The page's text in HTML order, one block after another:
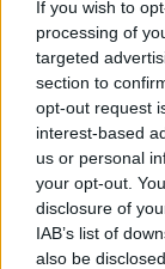
If you wish to
processing of
targeted
section to
opt-out request
interest-based
us or personal
your opt-out.
disclosure of
IAB’s list of
also be
«Η
από τα
BLOGS